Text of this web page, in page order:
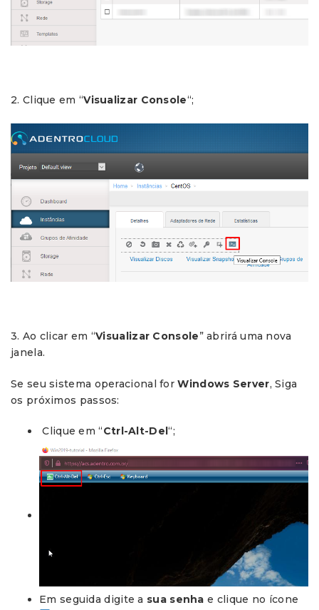
2. Clique em “Visualizar Console“;
3. Ao clicar em “Visualizar Console” abrirá uma nova
janela.
Se seu sistema operacional forWindows Server, Siga
os próximos passos:
Clique em “Ctrl-Alt-Del“;
Em seguida digite a sua senha e clique no ícone